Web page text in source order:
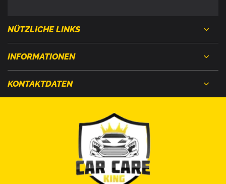
NÜTZLICHE LINKS
INFORMATIONEN
KONTAKTDATEN